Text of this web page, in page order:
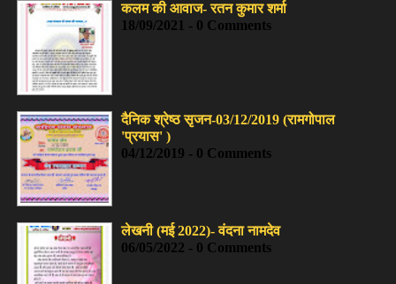
कलम की आवाज- रतन कुमार शर्मा
18/09/2021 - 0 Comments
दैनिक श्रेष्ठ सृजन-03/12/2019 (रामगोपाल
'प्रयास' )
04/12/2019 - 0 Comments
लेखनी (मई 2022)- वंदना नामदेव
06/05/2022 - 0 Comments